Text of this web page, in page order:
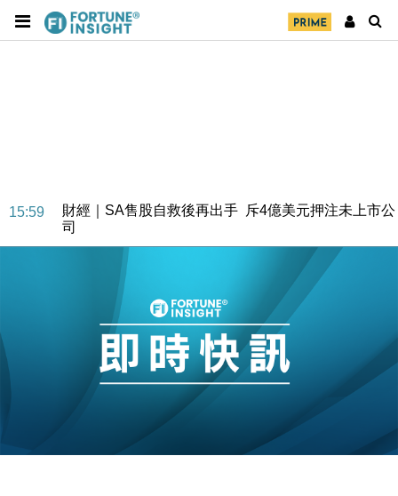
15:59
財經｜SA售股自救後再出手 斥4億美元押注未上市公
司
財經｜精星香港夥菜鳥拓全球智慧倉儲市場 加快海外
地產｜大酒店中期轉賺2300萬元 斥21億翻新香港及
國際｜特朗普赴洛杉磯高球場活動前 男子攜槍彈被捕
12:30
財經｜香港7月PMI回落至51 企業擴張放慢兼縮減人
財經｜黑石傳再籌逾360億美元 支援Anthropic租用